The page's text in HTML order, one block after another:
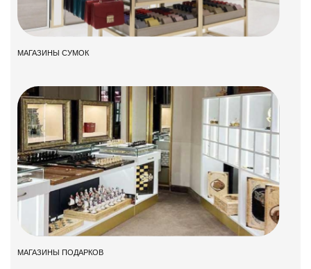
МАГАЗИНЫ СУМОК
МАГАЗИНЫ ПОДАРКОВ